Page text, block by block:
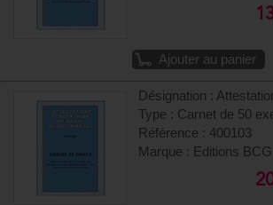
Ajouter au panier
Désignation :
Type : Carnet de 50
Référence : 400103
Marque : Editions BCG